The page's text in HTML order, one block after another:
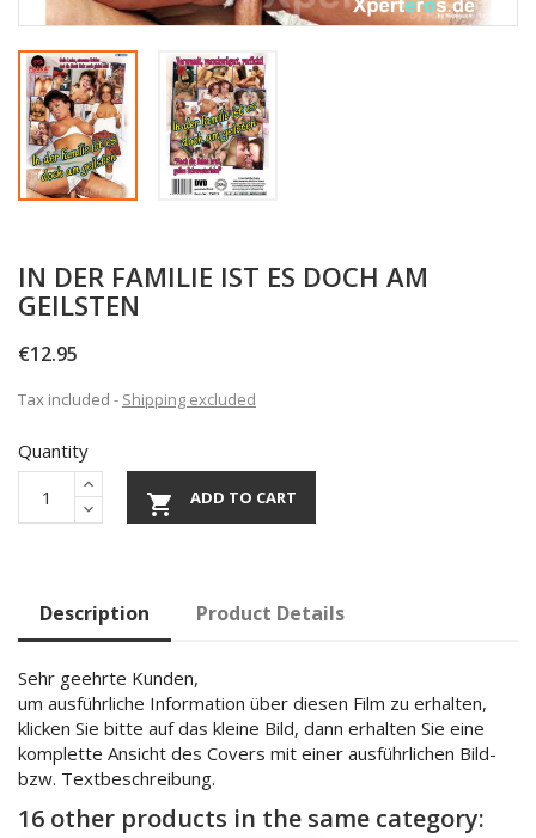
IN DER FAMILIE IST ES DOCH AM
GEILSTEN
€12.95
Tax included Shipping excluded
Quantity
 ADD TO CART
Description Product Details
Sehr geehrte Kunden,
um ausführliche Information über diesen Film zu erhalten,
klicken Sie bitte auf das kleine Bild, dann erhalten Sie eine
komplette Ansicht des Covers mit einer ausführlichen Bild-
bzw. Textbeschreibung.
16 other products in the same category: